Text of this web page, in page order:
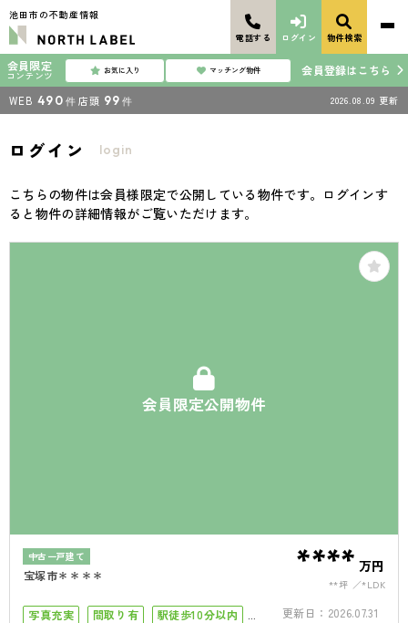
池田市の不動産情報
電話する ログイン 物件検索
会員限定
コンテンツ お気に入り マッチング物件 会員登録はこちら
WEB 490 件 店頭 99 件 2026.08.09 更新
ログイン login
こちらの物件は会員様限定で公開している物件です。ログインす
ると物件の詳細情報がご覧いただけます。
会員限定公開物件
中古一戸建て
宝塚市＊＊＊＊ **** 万円
**坪 *LDK
写真充実 間取り有
駅徒歩10分以内
更新日： 2026.07.31